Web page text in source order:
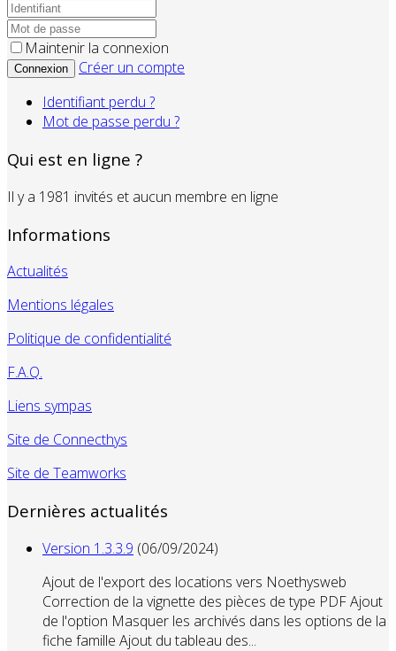
Maintenir la connexion
Connexion
Créer un compte
Identifiant perdu ?
Mot de passe perdu ?
Qui est en ligne ?
Il y a 1981 invités et aucun membre en ligne
Informations
Actualités
Mentions légales
Politique de confidentialité
F.A.Q.
Liens sympas
Site de Connecthys
Site de Teamworks
Dernières actualités
Version 1.3.3.9 (06/09/2024)
Ajout de l'export des locations vers Noethysweb
Correction de la vignette des pièces de type PDF Ajout
de l'option Masquer les archivés dans les options de la
fiche famille Ajout du tableau des...